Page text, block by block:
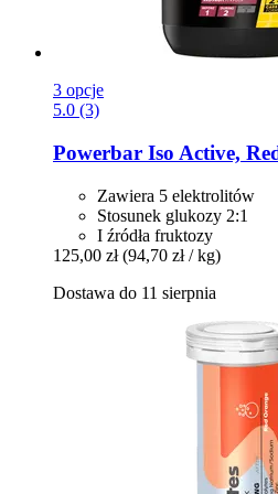
3 opcje
5.0 (3)
Powerbar Iso Active,
Zawiera 5 elektrolitów
Stosunek glukozy 2:1
I źródła fruktozy
125,00 zł (94,70 zł / kg)
Dostawa do 11 sierpnia